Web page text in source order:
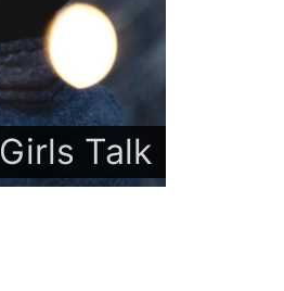
Girls Talk